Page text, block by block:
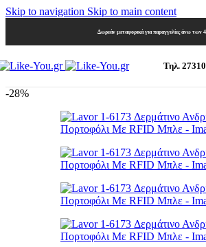
Skip to navigation Skip to main content
Δωρεάν μεταφορικά για παραγγελίες άνω των
Τηλ.
-28%